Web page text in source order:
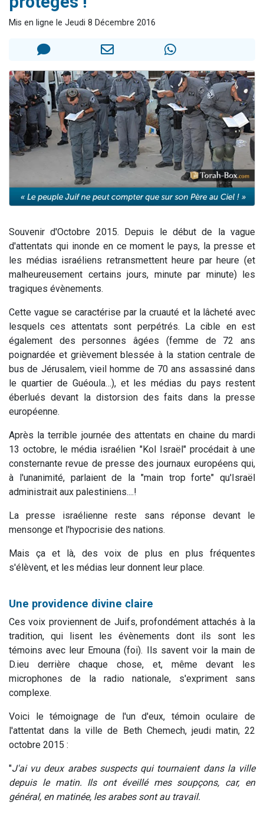
12 nouvelles musiques dans Torah-Box Music
2 personnes viennent de nous rejoindre sur WhatsApp
Mis en ligne le Jeudi 8 Décembre 2016
Souvenir d'Octobre 2015. Depuis le début de la vague
d'attentats qui inonde en ce moment le pays, la presse et
les médias israéliens retransmettent heure par heure (et
malheureusement certains jours, minute par minute) les
tragiques évènements.
Cette vague se caractérise par la cruauté et la lâcheté avec
lesquels ces attentats sont perpétrés. La cible en est
également des personnes âgées (femme de 72 ans
poignardée et grièvement blessée à la station centrale de
bus de Jérusalem, vieil homme de 70 ans assassiné dans
le quartier de Guéoula…), et les médias du pays restent
éberlués devant la distorsion des faits dans la presse
européenne.
Après la terrible journée des attentats en chaine du mardi
13 octobre, le média israélien "Kol Israël" procédait à une
consternante revue de presse des journaux européens qui,
à l'unanimité, parlaient de la "main trop forte" qu'Israël
administrait aux palestiniens....!
La presse israélienne reste sans réponse devant le
mensonge et l'hypocrisie des nations.
Mais ça et là, des voix de plus en plus fréquentes
s'élèvent, et les médias leur donnent leur place.
Une providence divine claire
Ces voix proviennent de Juifs, profondément attachés à la
tradition, qui lisent les évènements dont ils sont les
témoins avec leur Emouna (foi). Ils savent voir la main de
D.ieu derrière chaque chose, et, même devant les
microphones de la radio nationale, s'expriment sans
complexe.
Voici le témoignage de l'un d'eux, témoin oculaire de
l'attentat dans la ville de Beth Chemech, jeudi matin, 22
octobre 2015 :
"J'ai vu deux arabes suspects qui tournaient dans la ville
depuis le matin. Ils ont éveillé mes soupçons, car, en
général, en matinée, les arabes sont au travail.